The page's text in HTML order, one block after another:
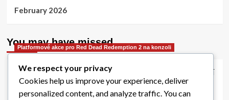
February 2026
You may have missed
Platformové akce pro Red Dead Redemption 2 na konzoli
Jedinečné odměny: Dárky na omezenou dobu, Speciální
předměty, Bonusy za přihlášení
Jasper Hawthorne 13/03/2026 0
We respect your privacy
Cookies help us improve your experience, deliver
personalized content, and analyze traffic. You can